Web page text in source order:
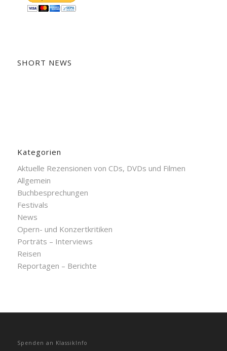
SHORT NEWS
Kategorien
Aktuelle Rezensionen von CDs, DVDs und Filmen
Allgemein
Buchbesprechungen
Festivals
News
Opern- und Konzertkritiken
Porträts – Interviews
Reisen
Reportagen – Berichte
Spenden an KlassikInfo